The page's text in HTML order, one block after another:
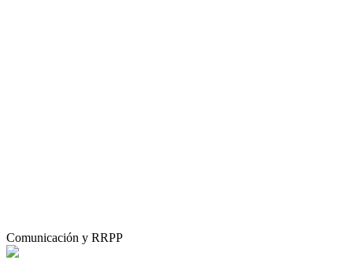
Comunicación y RRPP